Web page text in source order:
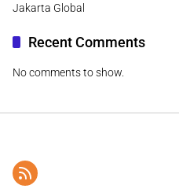
Jakarta Global
Recent Comments
No comments to show.